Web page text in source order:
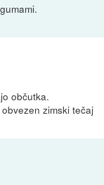
občutka.
zimski tečaj